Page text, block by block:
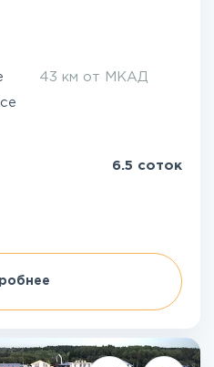
43 км от МКАД
6.5 соток